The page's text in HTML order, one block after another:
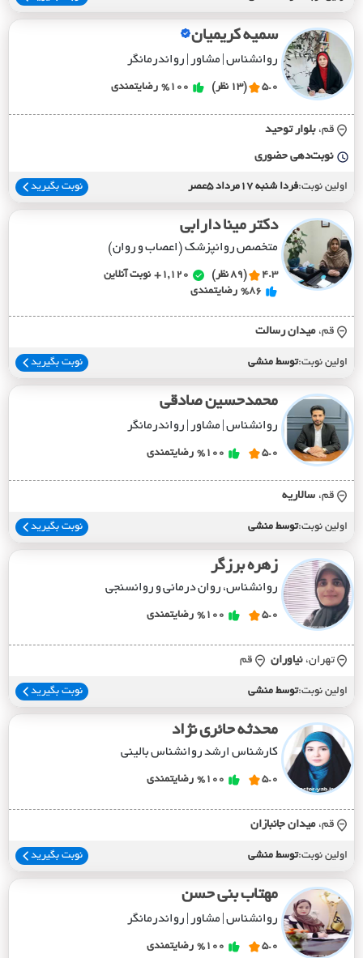
سمیه کریمیان
روانشناس | مشاور | رواندرمانگر
5.0 (13 نظر) %100 رضایتمندی
قم، بلوار توحيد
نوبت‌دهی حضوری
اولین نوبت:فردا شنبه 17مرداد 5عصر نوبت بگیرید
دکتر مینا دارابی
متخصص روانپزشک (اعصاب و روان)
4.3 (89 نظر) 1,120+
نوبت آنلاین
%86 رضایتمندی
قم، ميدان رسالت
اولین نوبت:توسط منشی نوبت بگیرید
محمدحسین صادقی
روانشناس | مشاور | رواندرمانگر
5.0
%100 رضایتمندی
قم، سالاريه
اولین نوبت:توسط منشی نوبت بگیرید
زهره برزگر
روانشناس، روان درمانی و روانسنجی
5.0
%100 رضایتمندی
تهران، نياوران قم
اولین نوبت:توسط منشی نوبت بگیرید
محدثه حائری نژاد
کارشناس ارشد روانشناس بالینی
5.0
%100 رضایتمندی
قم، ميدان جانبازان
اولین نوبت:توسط منشی نوبت بگیرید
مهتاب بنی حسن
روانشناس | مشاور | رواندرمانگر
5.0
%100 رضایتمندی